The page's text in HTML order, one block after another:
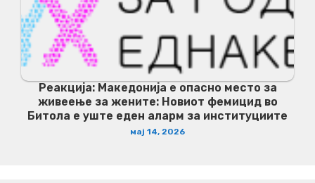
Реакција: Македонија е опасно место за
живеење за жените: Новиот фемицид во
Битола е уште еден аларм за институциите
мај 14, 2026